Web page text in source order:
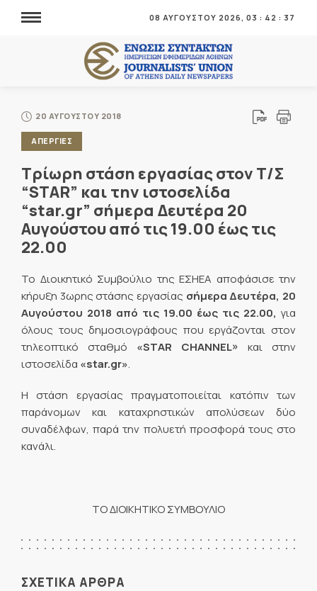
08 ΑΥΓΟΥΣΤΟΥ 2026, 03 : 42 : 38
20 ΑΥΓΟΥΣΤΟΥ 2018
ΑΠΕΡΓΙΕΣ
Tρίωρη στάση εργασίας στον Τ/Σ
“STAR” και την ιστοσελίδα
“star.gr” σήμερα Δευτέρα 20
Αυγούστου από τις 19.00 έως τις
22.00
Το Διοικητικό Συμβούλιο της ΕΣΗΕΑ αποφάσισε την
κήρυξη 3ωρης στάσης εργασίας σήμερα Δευτέρα, 20
Αυγούστου 2018 από τις 19.00 έως τις 22.00, για
όλους τους δημοσιογράφους που εργάζονται στον
τηλεοπτικό σταθμό «STAR CHANNEL» και στην
ιστοσελίδα «star.gr».
Η στάση εργασίας πραγματοποιείται κατόπιν των
παράνομων και καταχρηστικών απολύσεων δύο
συναδέλφων, παρά την πολυετή προσφορά τους στο
κανάλι.
ΤΟ ΔΙΟΙΚΗΤΙΚΟ ΣΥΜΒΟΥΛΙΟ
ΣΧΕΤΙΚΑ ΑΡΘΡΑ